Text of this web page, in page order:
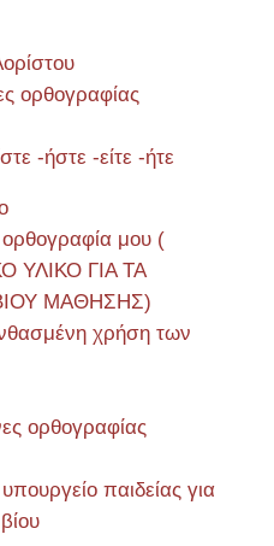
ορθογραφίας
-ήστε -είτε -ήτε
μου (
ΥΛΙΚΟ ΓΙΑ ΤΑ
ΜΑΘΗΣΗΣ)
χρήση των
ορθογραφίας
παιδείας για